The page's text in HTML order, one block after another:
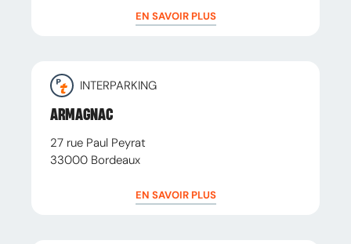
EN SAVOIR PLUS
INTERPARKING
ARMAGNAC
27 rue Paul Peyrat
33000 Bordeaux
EN SAVOIR PLUS